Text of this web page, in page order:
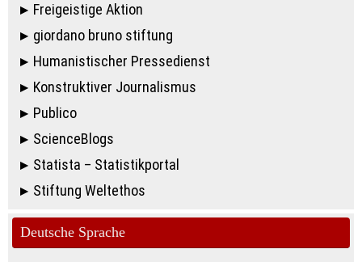
Freigeistige Aktion
giordano bruno stiftung
Humanistischer Pressedienst
Konstruktiver Journalismus
Publico
ScienceBlogs
Statista – Statistikportal
Stiftung Weltethos
Deutsche Sprache